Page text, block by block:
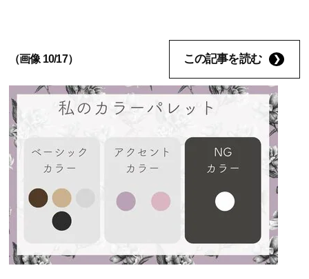
（画像 10/17） この記事を読む